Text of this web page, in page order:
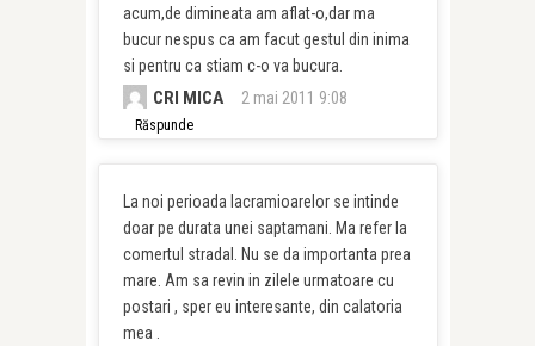
acum,de dimineata am aflat-o,dar ma
bucur nespus ca am facut gestul din inima
si pentru ca stiam c-o va bucura.
CRI MICA 2 mai 2011 9:08
Răspunde
La noi perioada lacramioarelor se intinde
doar pe durata unei saptamani. Ma refer la
comertul stradal. Nu se da importanta prea
mare. Am sa revin in zilele urmatoare cu
postari , sper eu interesante, din calatoria
mea .